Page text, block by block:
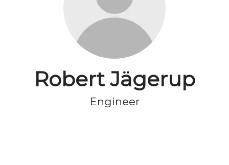
Robert Jägerup
Engineer